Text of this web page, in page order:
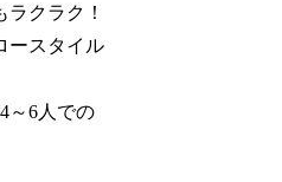
クラク！
ースタイル
～6人での